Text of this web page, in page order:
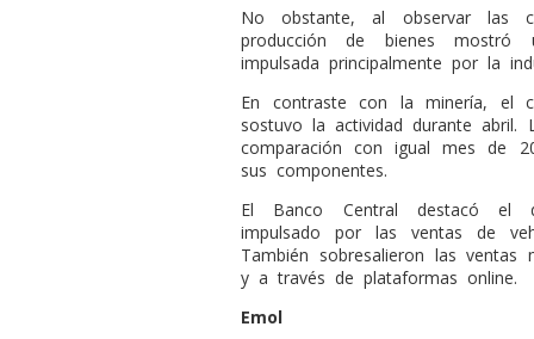
No obstante, al observar las
producción de bienes mostró
impulsada principalmente por la
En contraste con la minería, el
sostuvo la actividad durante abril.
comparación con igual mes de
sus componentes.
El Banco Central destacó el
impulsado por las ventas de
También sobresalieron las ventas
y a través de plataformas online.
Emol